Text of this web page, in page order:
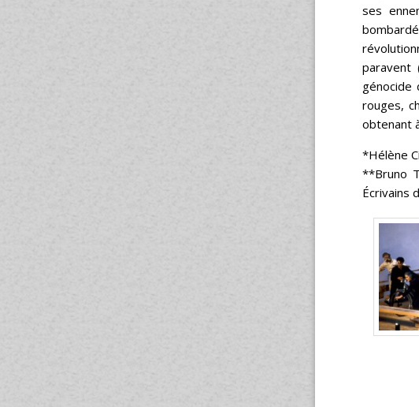
ses
paravent
génocide
rouges,
obtenant
*Hélène
**Bruno
Écrivains